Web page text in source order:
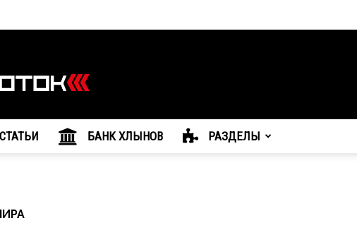
CТАТЬИ БАНК ХЛЫНОВ РАЗДЕЛЫ